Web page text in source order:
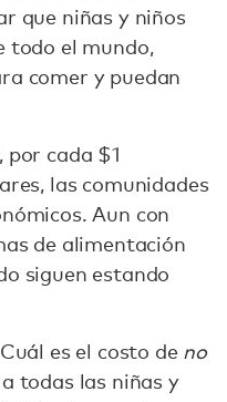
que niñas y niños
todo el mundo,
comer y puedan
por cada $1
las comunidades
Aun con
de alimentación
siguen estando
es el costo de no
todas las niñas y